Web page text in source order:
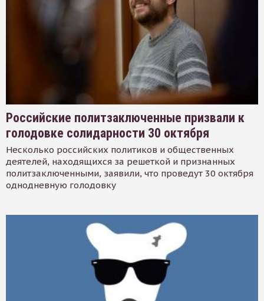
Российские политзаключенные призвали к
голодовке солидарности 30 октября
Несколько российских политиков и общественных
деятелей, находящихся за решеткой и признанных
политзаключенными, заявили, что проведут 30 октября
однодневную голодовку